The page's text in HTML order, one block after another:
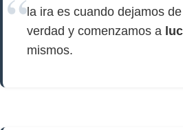
la ira es cuando dejamos de
verdad y comenzamos a
mismos.